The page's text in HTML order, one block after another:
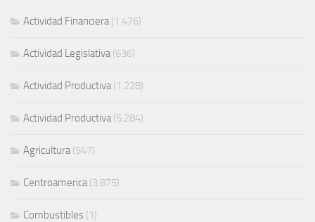
Actividad Financiera(1.476)
Actividad Legislativa(636)
Actividad Productiva(1.228)
Actividad Productiva(5.284)
Agricultura(547)
Centroamerica(3.875)
Combustibles (1)